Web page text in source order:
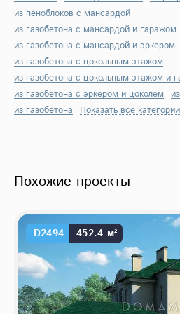
из пеноблоков с мансардой
из газобетона с мансардой и гаражом
из газобетона с мансардой и эркером
из газобетона с цокольным этажом
из газобетона с цокольным этажом и
из газобетона с эркером и цоколем
из газобетона
Показать все категории
Похожие проекты
D2494 452.4 м²